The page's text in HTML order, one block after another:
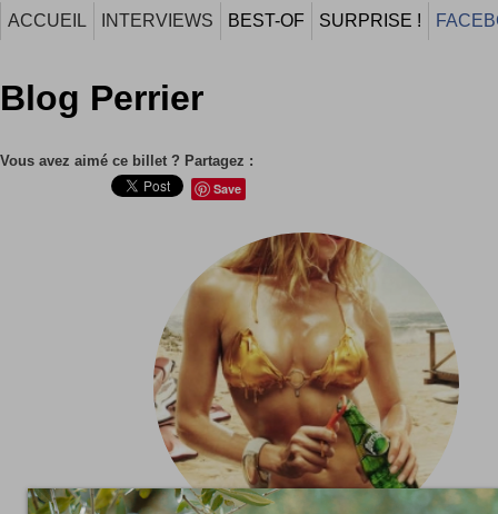
ACCUEIL INTERVIEWS BEST-OF SURPRISE !
Blog Perrier
Vous avez aimé ce billet ? Partagez :
Save